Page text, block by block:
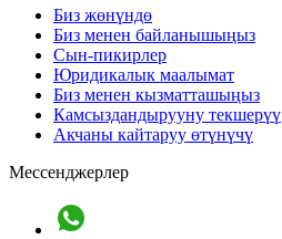
Биз жөнүндө
Биз менен байланышыңыз
Сын-пикирлер
Юридикалык маалымат
Биз менен кызматташыңыз
Камсыздандырууну текшерүү
Акчаны кайтаруу өтүнүчү
Мессенджерлер